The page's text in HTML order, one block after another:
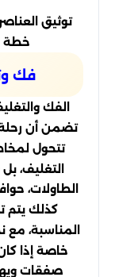
توثيق
خطة
فك
الفك
تضمن أن
تتحول
التغليف،
الطاولات،
كذلك يتم
المناسبة،
خاصة إذا
صفقات